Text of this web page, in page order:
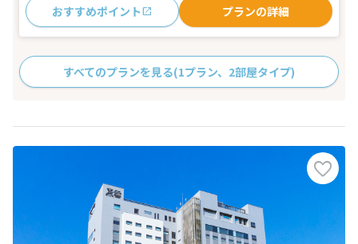
おすすめポイント プランの詳細
すべてのプランを見る(1プラン、2部屋タイプ)